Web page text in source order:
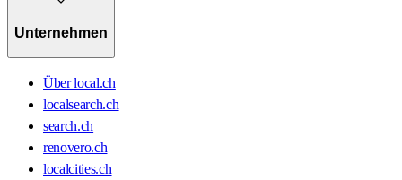
Unternehmen
Über local.ch
localsearch.ch
search.ch
renovero.ch
localcities.ch